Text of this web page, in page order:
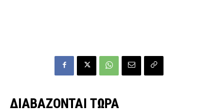
ΔΙΑΒΑΖΟΝΤΑΙ ΤΩΡΑ